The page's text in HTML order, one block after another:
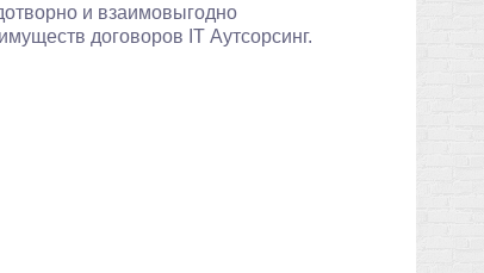
и взаимовыгодно
договоров IT Аутсорсинг.